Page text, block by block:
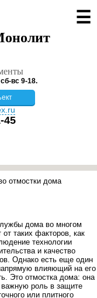
вс 9-18.
45
☰
отмостки дома
дома во многом
от таких факторов, как
технологии
и качество
Однако есть еще один
влияющий на его
Это отмостка дома: она
важную роль в защите
или плитного